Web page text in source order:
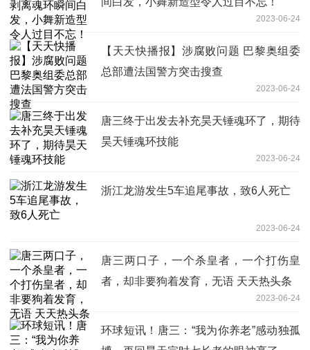
2023-06-24
【天天快播报】涉腐败问题 巴黎奥组委
总部遭法国警方突击搜查
2023-06-24
唐三终于出发去补充昊天锤魂环了，期待
昊天锤魂环技能
2023-06-24
浙江龙游发生5车追尾事故，致6人死亡
2023-06-24
唐三两口子，一个杀皇者，一个打伤皇
者，却非要狗着发育，无语 天天热头条
2023-06-24
环球短讯！唐三：“我为你养老”感动独孤